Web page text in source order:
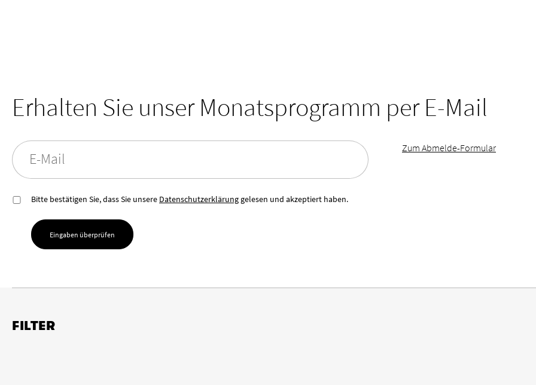
Erhalten Sie unser Monatsprogramm per E-Mail
E-Mail
Bitte bestätigen Sie, dass Sie unsere Datenschutzerklärung gelesen und akzeptiert haben.
Eingaben überprüfen
Zum Abmelde-Formular
FILTER